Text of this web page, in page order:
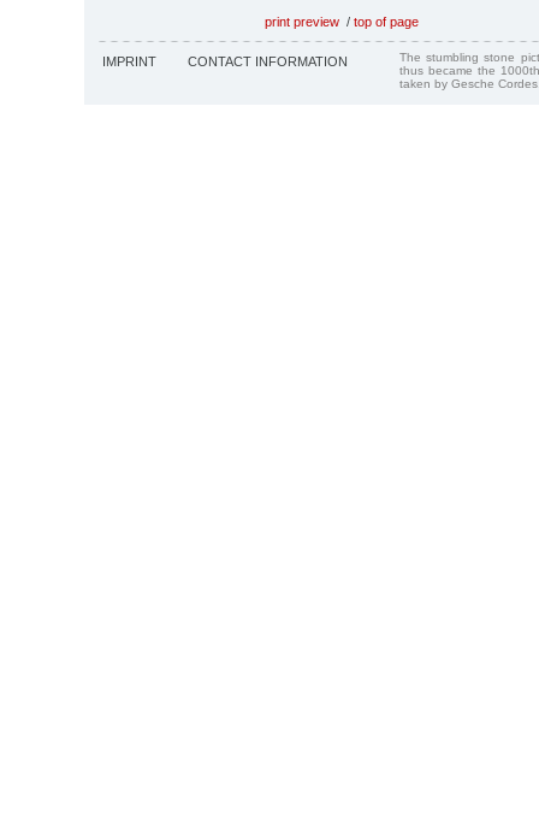
print preview / top of page
IMPRINT CONTACT INFORMATION
The stumbling stone
thus became the
taken by Gesche